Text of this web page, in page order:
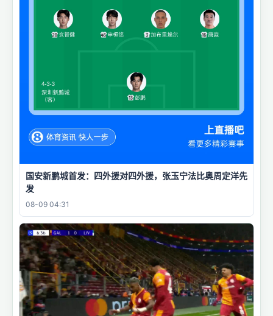
国安新鹏城首发：四外援对四外援，张玉宁法比奥周定洋先
发
08-09 04:31